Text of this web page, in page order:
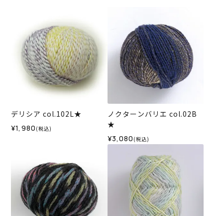
デリシア col.102L★
¥1,980 (税込)
ノクターンバリエ col.02B
★
¥3,080 (税込)